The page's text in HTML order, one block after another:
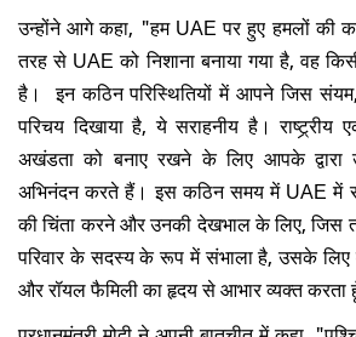
उन्होंने आगे कहा, "हम UAE पर हुए हमलों की
तरह से UAE को निशाना बनाया गया है, वह
है। इन कठिन परिस्थितियों में आपने जिस
परिचय दिखाया है, ये सराहनीय है। राष्ट्र्रीय
अखंडता को बनाए रखने के लिए आपके द्वारा
अभिनंदन करते हैं। इस कठिन समय में UAE में
की चिंता करने और उनकी देखभाल के लिए,
परिवार के सदस्य के रूप में संभाला है, उसके
और रॉयल फैमिली का हृदय से आभार व्यक्त